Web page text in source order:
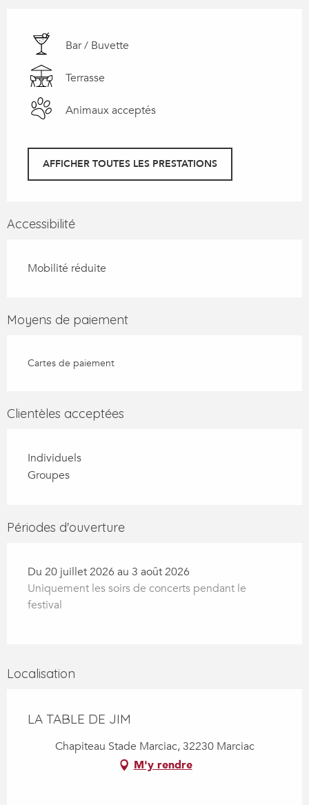
Bar / Buvette
Terrasse
Animaux acceptés
AFFICHER TOUTES LES PRESTATIONS
Accessibilité
Mobilité réduite
Moyens de paiement
Cartes de paiement
Clientèles acceptées
Individuels
Groupes
Périodes d'ouverture
Du 20 juillet 2026 au 3 août 2026
Uniquement les soirs de concerts pendant le
festival
Localisation
LA TABLE DE JIM
Chapiteau Stade Marciac, 32230 Marciac
M'y rendre